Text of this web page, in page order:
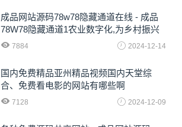
成品网站源码78w78隐藏通道在线 - 成品
78W78隐藏通道1农业数字化,为乡村振兴
注入新动力
7884 2024-12-14
国内免费精品亚州精品视频国内天堂综
合、免费看电影的网站有哪些啊
7128 2024-12-09